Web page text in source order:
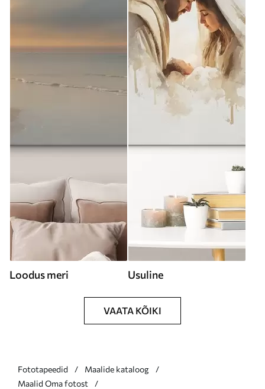
Loodus meri Usuline
VAATA KÕIKI
Fototapeedid
Maalide kataloog
Maalid Oma fotost